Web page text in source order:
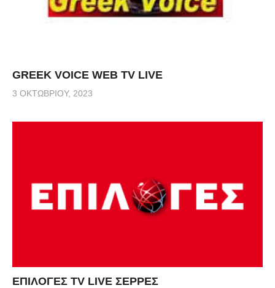
GREEK VOICE WEB TV LIVE
3 ΟΚΤΩΒΡΊΟΥ, 2023
ΕΠΙΛΟΓΕΣ TV LIVE ΣΕΡΡΕΣ